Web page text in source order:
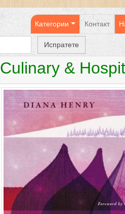
Категории Контакт
Culinary &